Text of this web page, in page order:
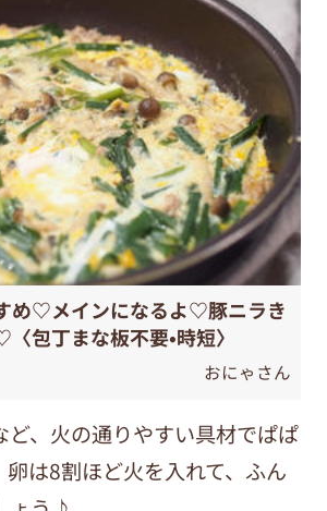
め♡メインになるよ♡豚ニラき
包丁まな板不要•時短〉
おにゃさん
ど、火の通りやすい具材でぱぱ
卵は8割ほど火を入れて、ふん